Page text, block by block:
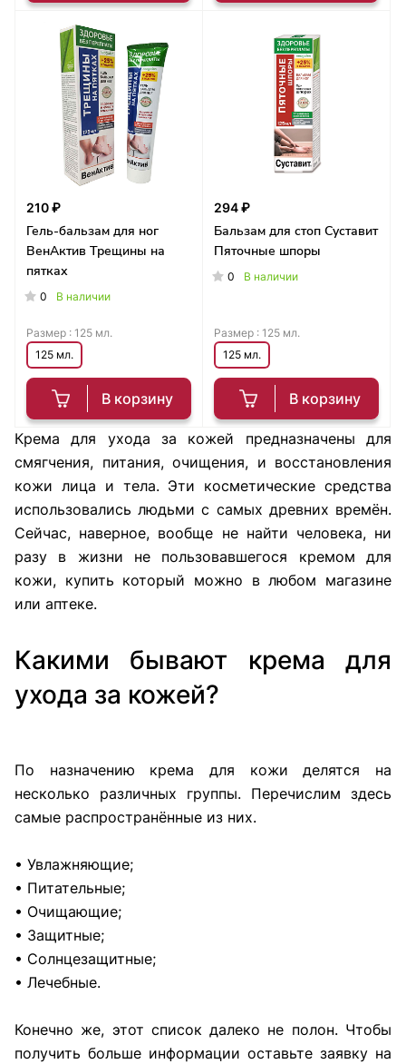
210 ₽
Гель-бальзам для ног
ВенАктив Трещины на
пятках
0 В наличии
В корзину
Размер : 125 мл.
125 мл.
294 ₽
Бальзам для стоп Суставит
Пяточные шпоры
0 В наличии
В корзину
Размер : 125 мл.
125 мл.
Крема для ухода за кожей предназначены для
смягчения, питания, очищения, и восстановления
кожи лица и тела. Эти косметические средства
использовались людьми с самых древних времён.
Сейчас, наверное, вообще не найти человека, ни
разу в жизни не пользовавшегося кремом для
кожи, купить который можно в любом магазине
или аптеке.
Какими бывают крема для
ухода за кожей?
По назначению крема для кожи делятся на
несколько различных группы. Перечислим здесь
самые распространённые из них.
• Увлажняющие;
• Питательные;
• Очищающие;
• Защитные;
• Солнцезащитные;
• Лечебные.
Конечно же, этот список далеко не полон. Чтобы
получить больше информации оставьте заявку на